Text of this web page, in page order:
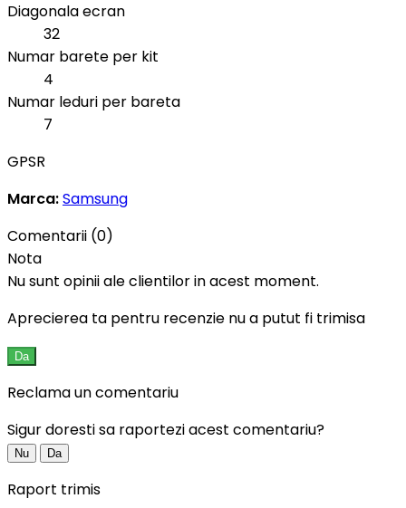
Diagonala ecran
32
Numar barete per kit
4
Numar leduri per bareta
7
GPSR
Marca:Samsung
Comentarii (0)
Nota
Nu sunt opinii ale clientilor in acest moment.
Aprecierea ta pentru recenzie nu a putut fi trimisa
Da
Reclama un comentariu
Sigur doresti sa raportezi acest comentariu?
Nu Da
Raport trimis